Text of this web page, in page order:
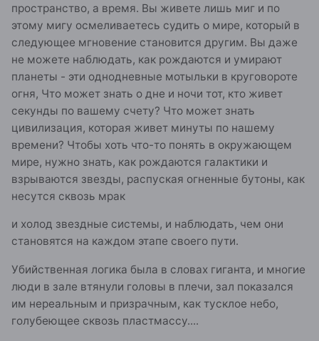
пространство, а время. Вы живете лишь миг и по
этому мигу осмеливаетесь судить о мире, который в
следующее мгновение становится другим. Вы даже
не можете наблюдать, как рождаются и умирают
планеты - эти однодневные мотыльки в круговороте
огня, Что может знать о дне и ночи тот, кто живет
секунды по вашему счету? Что может знать
цивилизация, которая живет минуты по нашему
времени? Чтобы хоть что-то понять в окружающем
мире, нужно знать, как рождаются галактики и
взрываются звезды, распуская огненные бутоны, как
несутся сквозь мрак
и холод звездные системы, и наблюдать, чем они
становятся на каждом этапе своего пути.
Убийственная логика была в словах гиганта, и многие
люди в зале втянули головы в плечи, зал показался
им нереальным и призрачным, как тусклое небо,
голубеющее сквозь пластмассу....